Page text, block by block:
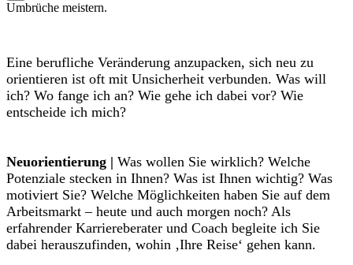
Umbrüche meistern.
Eine berufliche Veränderung anzupacken, sich neu zu
orientieren ist oft mit Unsicherheit verbunden. Was will
ich? Wo fange ich an? Wie gehe ich dabei vor? Wie
entscheide ich mich?
Neuorientierung | Was wollen Sie wirklich? Welche
Potenziale stecken in Ihnen? Was ist Ihnen wichtig? Was
motiviert Sie? Welche Möglichkeiten haben Sie auf dem
Arbeitsmarkt – heute und auch morgen noch? Als
erfahrender Karriereberater und Coach begleite ich Sie
dabei herauszufinden, wohin ‚Ihre Reise‘ gehen kann.